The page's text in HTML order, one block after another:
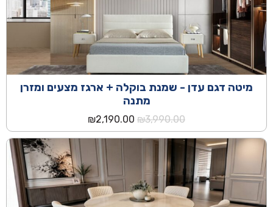
מיטה דגם עדן - שמנת בוקלה + ארגז מצעים ומזרן
מתנה
₪3,990.00
המחיר
המקורי
היה:
₪3,990.00.
₪2,190.00
הנוכחי
הוא:
₪2,190.00.